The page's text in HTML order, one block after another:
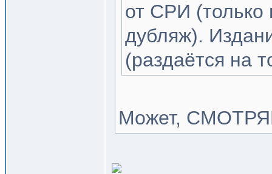
от СРИ (только
дубляж).
(раздаётся на
Может,